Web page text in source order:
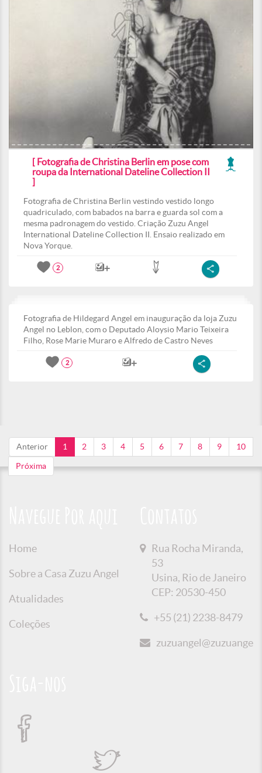
[ Fotografia de Christina Berlin em pose com
roupa da International Dateline Collection II
]
Fotografia de Christina Berlin vestindo vestido longo
quadriculado, com babados na barra e guarda sol com a
mesma padronagem do vestido. Criação Zuzu Angel
International Dateline Collection II. Ensaio realizado em
Nova Yorque.
2
Fotografia de Hildegard Angel em inauguração da loja Zuzu
Angel no Leblon, com o Deputado Aloysio Mario Teixeira
Filho, Rose Marie Muraro e Alfredo de Castro Neves
2
Anterior 1 2 3 4 5 6 7 8 9 10
Próxima
Home
Sobre a Casa Zuzu Angel
Atualidades
Coleções
Rua Rocha Miranda,
53
Usina, Rio de Janeiro
CEP: 20530-450
+55 (21) 2238-8479